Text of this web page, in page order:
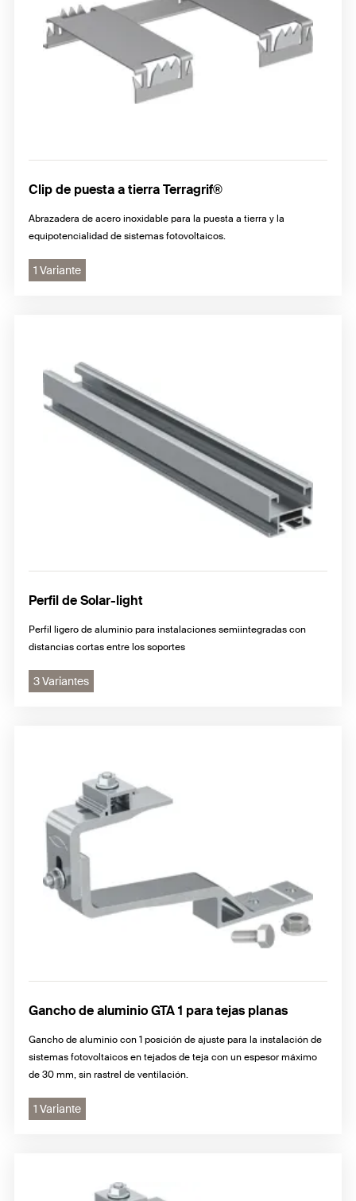
Clip de puesta a tierra Terragrif®
Abrazadera de acero inoxidable para la puesta a tierra y la
equipotencialidad de sistemas fotovoltaicos.
1 Variante
Perfil de Solar-light
Perfil ligero de aluminio para instalaciones semiintegradas con
distancias cortas entre los soportes
3 Variantes
Gancho de aluminio GTA 1 para tejas planas
Gancho de aluminio con 1 posición de ajuste para la instalación de
sistemas fotovoltaicos en tejados de teja con un espesor máximo
de 30 mm, sin rastrel de ventilación.
1 Variante